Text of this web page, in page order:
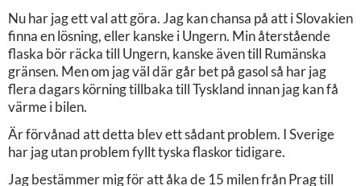
Nu har jag ett val att göra. Jag kan chansa på att i Slovakien
finna en lösning, eller kanske i Ungern. Min återstående
flaska bör räcka till Ungern, kanske även till Rumänska
gränsen. Men om jag väl där går bet på gasol så har jag
flera dagars körning tillbaka till Tyskland innan jag kan få
värme i bilen.
Är förvånad att detta blev ett sådant problem. I Sverige
har jag utan problem fyllt tyska flaskor tidigare.
Jag bestämmer mig för att åka de 15 milen från Prag till